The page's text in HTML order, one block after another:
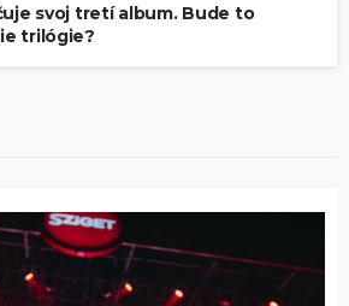
svoj tretí album. Bude to
trilógie?